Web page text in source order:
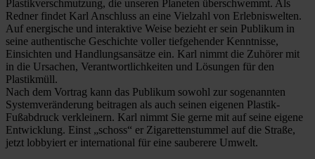
Plastikverschmutzung, die unseren Planeten überschwemmt. Als
Redner findet Karl Anschluss an eine Vielzahl von Erlebniswelten.
Auf energische und interaktive Weise bezieht er sein Publikum in
seine authentische Geschichte voller tiefgehender Kenntnisse,
Einsichten und Handlungsansätze ein. Karl nimmt die Zuhörer mit
in die Ursachen, Verantwortlichkeiten und Lösungen für den
Plastikmüll.
Nach dem Vortrag kann das Publikum sowohl zur sogenannten
Systemveränderung beitragen als auch seinen eigenen Plastik-
Fußabdruck verkleinern. Karl nimmt Sie gerne mit auf seine eigene
Entwicklung. Einst „schoss“ er Zigarettenstummel auf die Straße,
jetzt lobbyiert er international für eine sauberere Umwelt.